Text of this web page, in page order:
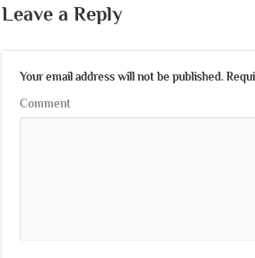
Leave a Reply
Your email address will not be published.
Comment